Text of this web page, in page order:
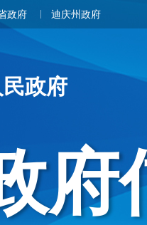
政府 迪庆州政府
政府
府